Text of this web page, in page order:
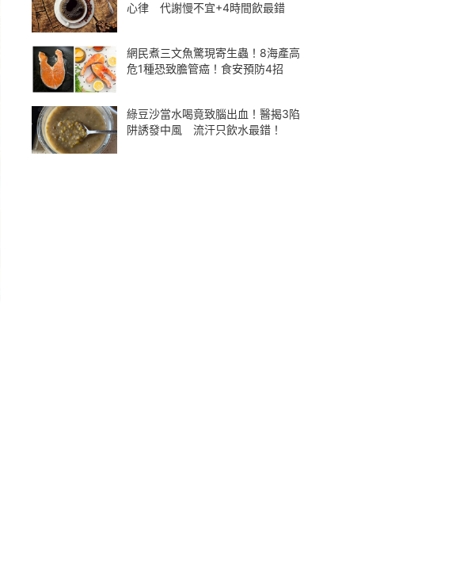
心律 代謝慢不宜+4時間飲最錯
網民煮三文魚驚現寄生蟲！8海產高
危1種恐致膽管癌！食安預防4招
綠豆沙當水喝竟致腦出血！醫揭3陷
阱誘發中風 流汗只飲水最錯！